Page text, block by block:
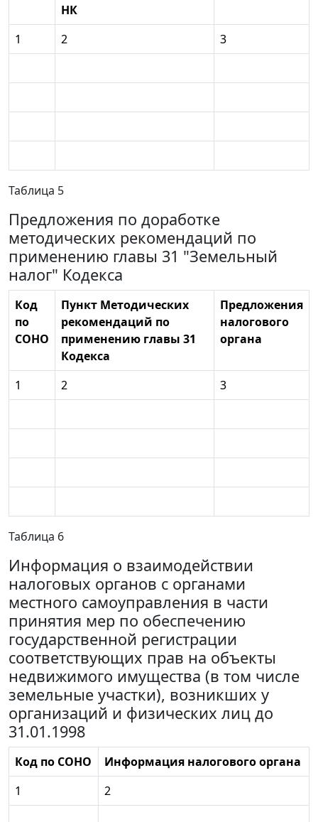
НК
1 2 3
Таблица 5
Предложения по доработке
методических рекомендаций по
применению главы 31 "Земельный
налог" Кодекса
Код
по
СОНО
Пункт Методических
рекомендаций по
применению главы 31
Кодекса
Предложения
налогового
органа
1 2 3
Таблица 6
Информация о взаимодействии
налоговых органов с органами
местного самоуправления в части
принятия мер по обеспечению
государственной регистрации
соответствующих прав на объекты
недвижимого имущества (в том числе
земельные участки), возникших у
организаций и физических лиц до
31.01.1998
Код по СОНО
Информация налогового органа
1
2